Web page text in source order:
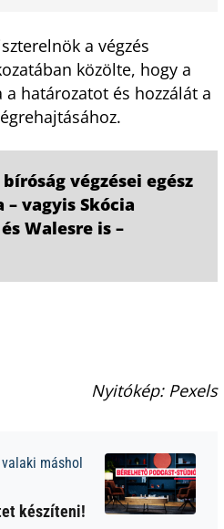
a végzés
közölte, hogy a
határozatot és hozzálát a
végzései egész
vagyis Skócia
Walesre is –
Nyitókép: Pexels
máshol
készíteni!